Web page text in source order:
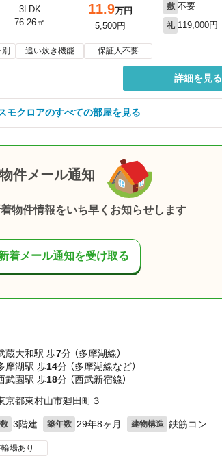
3LDK
76.26㎡
11.9万円
5,500円
敷 不要
礼 119,000円
別 追い炊き機能 保証人不要
詳細を見る
モクロアのすべての部屋を見る
件メール通知
物件情報をいち早くお知らせします
着メール通知を受け取る
蔵大和駅 歩7分 （多摩湖線）
摩湖駅 歩14分 （多摩湖線など）
武園駅 歩18分 （西武新宿線）
京都東村山市廻田町３
3階建 築年数 29年8ヶ月 建物構造 鉄筋コン
場あり